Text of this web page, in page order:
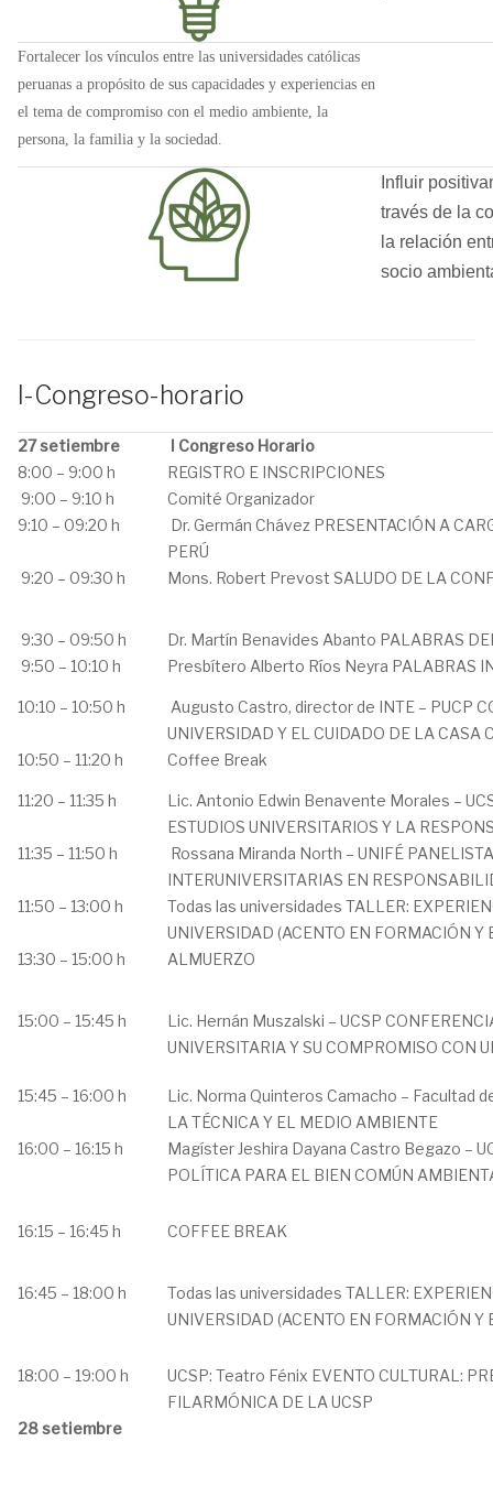
Fortalecer los vínculos entre las universidades católicas
peruanas a propósito de sus capacidades y experiencias en
el tema de compromiso con el medio ambiente, la
persona, la familia y la sociedad.
Influir
través de la
la relación
socio
I-Congreso-horario
27 setiembre
I Congreso Horario
8:00 – 9:00 h
REGISTRO E INSCRIPCIONES
9:00 – 9:10 h
Comité Organizador
9:10 – 09:20 h
Dr. Germán Chávez PRESENTACIÓN A
PERÚ
9:20 – 09:30 h
Mons. Robert Prevost SALUDO DE LA
9:30 – 09:50 h
Dr. Martín Benavides Abanto PALABRAS
9:50 – 10:10 h
Presbítero Alberto Ríos Neyra PALABRAS
10:10 – 10:50 h
Augusto Castro, director de INTE – PUCP
UNIVERSIDAD Y EL CUIDADO DE LA CASA
10:50 – 11:20 h
Coffee Break
11:20 – 11:35 h
Lic. Antonio Edwin Benavente Morales –
ESTUDIOS UNIVERSITARIOS Y LA
11:35 – 11:50 h
Rossana Miranda North – UNIFÉ
INTERUNIVERSITARIAS EN
11:50 – 13:00 h
Todas las universidades TALLER:
UNIVERSIDAD (ACENTO EN FORMACIÓN Y
13:30 – 15:00 h
ALMUERZO
15:00 – 15:45 h
Lic. Hernán Muszalski – UCSP
UNIVERSITARIA Y SU COMPROMISO CON
15:45 – 16:00 h
Lic. Norma Quinteros Camacho – Facultad
LA TÉCNICA Y EL MEDIO AMBIENTE
16:00 – 16:15 h
Magíster Jeshira Dayana Castro Begazo –
POLÍTICA PARA EL BIEN COMÚN
16:15 – 16:45 h COFFEE BREAK
16:45 – 18:00 h
Todas las universidades TALLER:
UNIVERSIDAD (ACENTO EN FORMACIÓN Y
18:00 – 19:00 h
UCSP: Teatro Fénix EVENTO CULTURAL:
FILARMÓNICA DE LA UCSP
28 setiembre